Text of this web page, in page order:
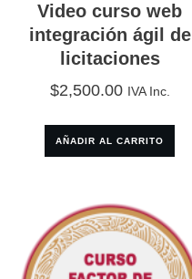
Video curso web
integración ágil de
licitaciones
$2,500.00 IVA Inc.
AÑADIR AL CARRITO